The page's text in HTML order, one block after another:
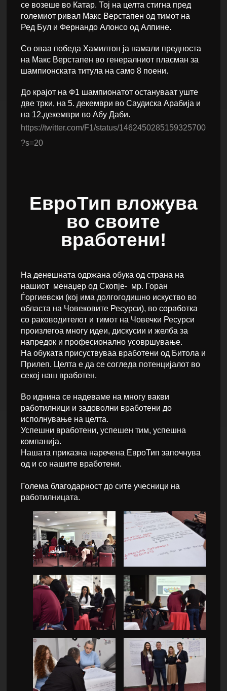
се возеше во Катар. Тој на целта стигна пред
големиот ривал Макс Верстапен од тимот на
Ред Бул и Фернандо Алонсо од Алпине.
Со оваа победа Хамилтон ја намали предноста
на Макс Верстапен во генералниот пласман за
шампионската титула на само 8 поени.
До крајот на Ф1 шампионатот остануваат уште
две трки, на 5. декември во Саудиска Арабија и
на 12.декември во Абу Даби.
https://twitter.com/F1/status/1462450285159325700
?s=20
ЕвроТип вложува
во своите
вработени!
На денешната одржана обука од страна на
нашиот менаџер од Скопје- мр. Горан
Ѓоргиевски (кој има долгогодишно искуство во
областа на Човековите Ресурси), во соработка
со раководителот и тимот на Човечки Ресурси
произлегоа многу идеи, дискусии и желба за
напредок и професионално усовршување.
На обуката присуствуваа вработени од Битола и
Прилеп. Целта е да се согледа потенцијалот во
секој наш вработен.
Во иднина се надеваме на многу вакви
работилници и задоволни вработени до
исполнување на целта.
Успешни вработени, успешен тим, успешна
компанија.
Нашата приказна наречена ЕвроТип започнува
од и со нашите вработени.
Голема благодарност до сите учесници на
работилницата.